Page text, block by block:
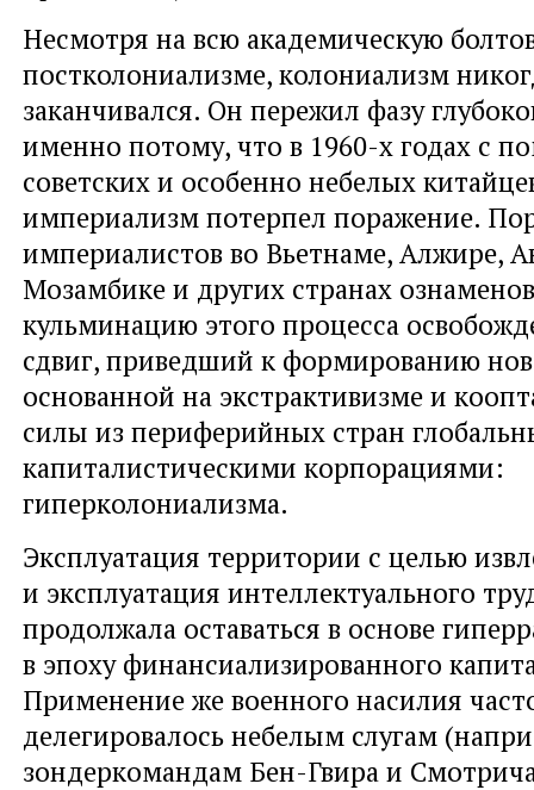
Несмотря на всю академическую
постколониализме, колониализм
заканчивался. Он пережил фазу
именно потому, что в 1960-х годах с
советских и особенно небелых
империализм потерпел поражение.
империалистов во Вьетнаме, Алжире,
Мозамбике и других странах
кульминацию этого процесса
сдвиг, приведший к формированию
основанной на экстрактивизме и
силы из периферийных стран
капиталистическими корпорациями:
гиперколониализма.
Эксплуатация территории с целью
и эксплуатация интеллектуального
продолжала оставаться в основе
в эпоху финансиализированного
Применение же военного насилия
делегировалось небелым слугам
зондеркомандам Бен-Гвира и